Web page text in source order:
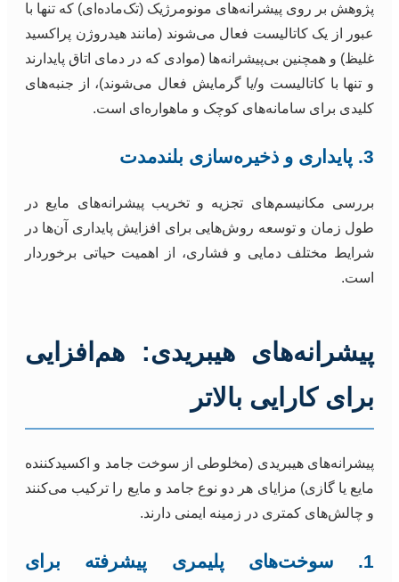
پژوهش بر روی پیشرانه‌های مونومرژیک (تک‌ماده‌ای) که تنها با
عبور از یک کاتالیست فعال می‌شوند (مانند هیدروژن پراکسید
غلیظ) و همچنین بی‌پیشرانه‌ها (موادی که در دمای اتاق پایدارند
و تنها با کاتالیست و/یا گرمایش فعال می‌شوند)، از جنبه‌های
کلیدی برای سامانه‌های کوچک و ماهواره‌ای است.
3. پایداری و ذخیره‌سازی بلندمدت
بررسی مکانیسم‌های تجزیه و تخریب پیشرانه‌های مایع در
طول زمان و توسعه روش‌هایی برای افزایش پایداری آن‌ها در
شرایط مختلف دمایی و فشاری، از اهمیت حیاتی برخوردار
است.
پیشرانه‌های هیبریدی: هم‌افزایی
برای کارایی بالاتر
پیشرانه‌های هیبریدی (مخلوطی از سوخت جامد و اکسیدکننده
مایع یا گازی) مزایای هر دو نوع جامد و مایع را ترکیب می‌کنند
و چالش‌های کمتری در زمینه ایمنی دارند.
1. سوخت‌های پلیمری پیشرفته برای